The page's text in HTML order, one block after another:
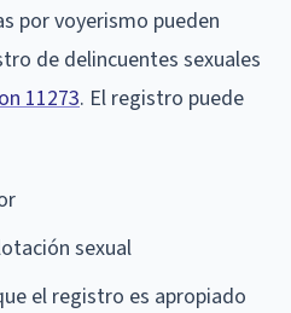
por voyerismo pueden
de delincuentes sexuales
11273. El registro puede
sexual
el registro es apropiado